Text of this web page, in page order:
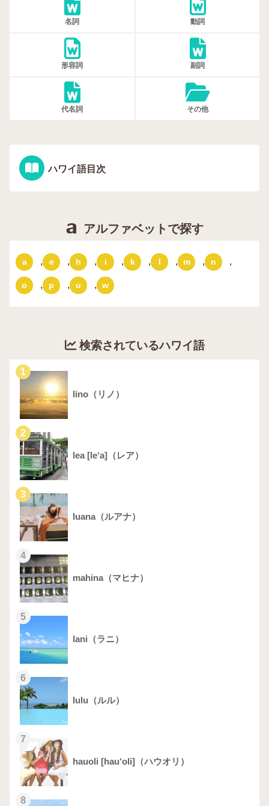
名詞 動詞
形容詞 副詞
代名詞 その他
ハワイ語目次
アルファベットで探す
a , e , h , i , k , l , m , n ,
o , p , u , w
検索されているハワイ語
1
lino（リノ）
2
lea [le‘a]（レア）
3
luana（ルアナ）
4
mahina（マヒナ）
5
lani（ラニ）
6
lulu（ルル）
7
hauoli [hau‘oli]（ハウオリ）
8